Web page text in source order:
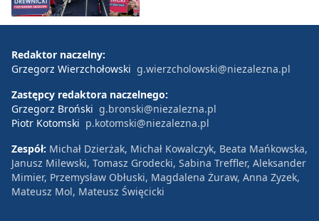
Redaktor naczelny:
Grzegorz Wierzchołowski g.wierzcholowski@niezalezna.pl
Zastępcy redaktora naczelnego:
Grzegorz Broński g.bronski@niezalezna.pl
Piotr Kotomski p.kotomski@niezalezna.pl
Zespół: Michał Dzierżak, Michał Kowalczyk, Beata Mańkowska,
Janusz Milewski, Tomasz Grodecki, Sabina Treffler, Aleksander
Mimier, Przemysław Obłuski, Magdalena Żuraw, Anna Zyzek,
Mateusz Mol, Mateusz Święcicki